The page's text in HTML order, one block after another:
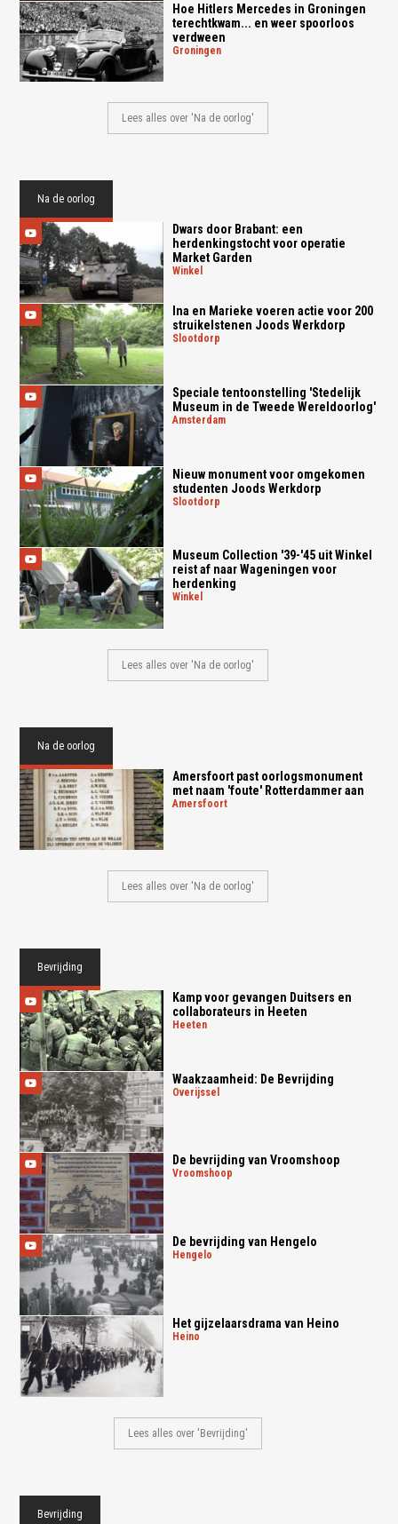
Hoe Hitlers Mercedes in Groningen
terechtkwam... en weer spoorloos
verdween
groningen
Lees alles over 'Na de oorlog'
Na de oorlog
Dwars door Brabant: een
herdenkingstocht voor operatie
Market Garden
winkel
Ina en Marieke voeren actie voor 200
struikelstenen Joods Werkdorp
slootdorp
Speciale tentoonstelling 'Stedelijk
Museum in de Tweede Wereldoorlog'
amsterdam
Nieuw monument voor omgekomen
studenten Joods Werkdorp
slootdorp
Museum Collection '39-'45 uit Winkel
reist af naar Wageningen voor
herdenking
winkel
Lees alles over 'Na de oorlog'
Na de oorlog
Amersfoort past oorlogsmonument
met naam 'foute' Rotterdammer aan
amersfoort
Lees alles over 'Na de oorlog'
Bevrijding
Kamp voor gevangen Duitsers en
collaborateurs in Heeten
heeten
Waakzaamheid: De Bevrijding
overijssel
De bevrijding van Vroomshoop
vroomshoop
De bevrijding van Hengelo
hengelo
Het gijzelaarsdrama van Heino
heino
Lees alles over 'Bevrijding'
Bevrijding